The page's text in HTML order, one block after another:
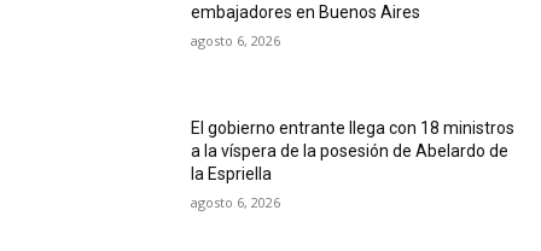
embajadores en Buenos Aires
agosto 6, 2026
El gobierno entrante llega con 18 ministros
a la víspera de la posesión de Abelardo de
la Espriella
agosto 6, 2026